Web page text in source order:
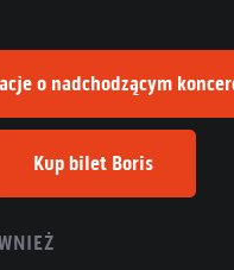
o nadchodzącym
Kup bilet Boris